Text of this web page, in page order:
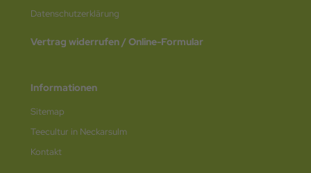
Datenschutz­erklärung
Vertrag widerrufen / Online-Formular
Informationen
Sitemap
Teecultur in Neckarsulm
Kontakt